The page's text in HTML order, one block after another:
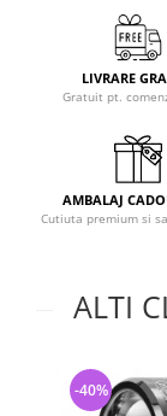
LIVRARE
Gratuit pt.
AMBALAJ
Cutiuta premium si
ALTI
-40%